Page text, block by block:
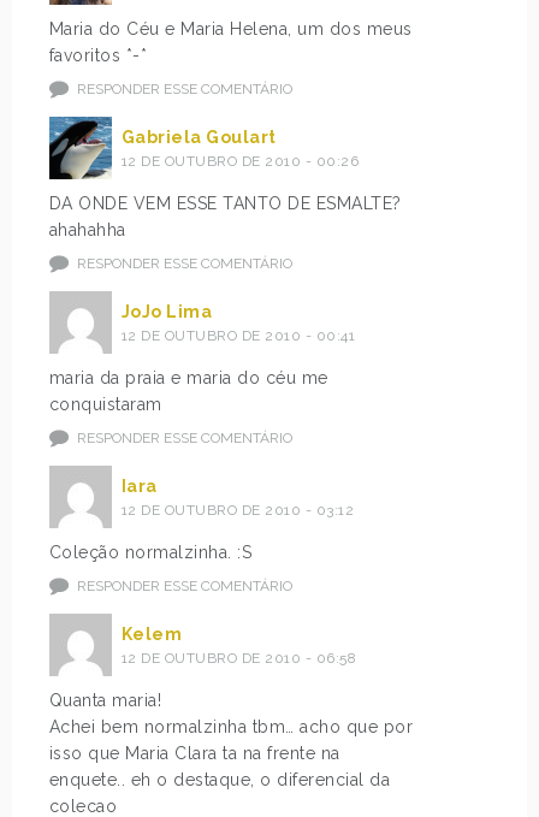
Maria do Céu e Maria Helena, um dos meus
favoritos *-*
RESPONDER ESSE COMENTÁRIO
Gabriela Goulart
12 DE OUTUBRO DE 2010 - 00:26
DA ONDE VEM ESSE TANTO DE ESMALTE?
ahahahha
RESPONDER ESSE COMENTÁRIO
JoJo Lima
12 DE OUTUBRO DE 2010 - 00:41
maria da praia e maria do céu me
conquistaram
RESPONDER ESSE COMENTÁRIO
Iara
12 DE OUTUBRO DE 2010 - 03:12
Coleção normalzinha. :S
RESPONDER ESSE COMENTÁRIO
Kelem
12 DE OUTUBRO DE 2010 - 06:58
Quanta maria!
Achei bem normalzinha tbm… acho que por
isso que Maria Clara ta na frente na
enquete.. eh o destaque, o diferencial da
colecao